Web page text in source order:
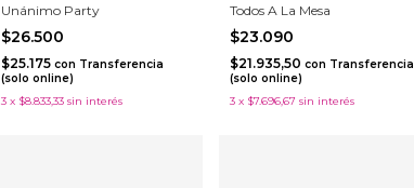
Unánimo Party
$26.500
$25.175 con Transferencia
(solo online)
3 x $8.833,33 sin interés
Todos A La Mesa
$23.090
$21.935,50con Transferencia
(solo online)
3 x $7.696,67 sin interés